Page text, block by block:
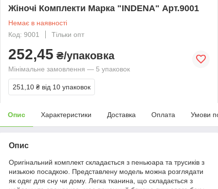
Жіночі Комплекти Марка "INDENA" Арт.9001
Немає в наявності
Код: 9001
Тільки опт
252,45 ₴/упаковка
Мінімальне замовлення — 5 упаковок
251,10 ₴ від 10 упаковок
Опис Характеристики Доставка Оплата Умови
Опис
Оригінальний комплект складається з пеньюара та трусиків з
низькою посадкою. Представлену модель можна розглядати
як одяг для сну чи дому. Легка тканина, що складається з